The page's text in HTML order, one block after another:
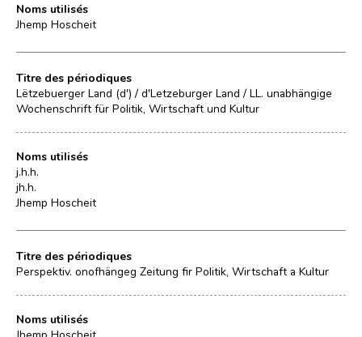
Noms utilisés
Jhemp Hoscheit
Titre des périodiques
Lëtzebuerger Land (d') / d'Letzeburger Land / LL. unabhängige
Wochenschrift für Politik, Wirtschaft und Kultur
Noms utilisés
j.h.h.
jh.h.
Jhemp Hoscheit
Titre des périodiques
Perspektiv. onofhängeg Zeitung fir Politik, Wirtschaft a Kultur
Noms utilisés